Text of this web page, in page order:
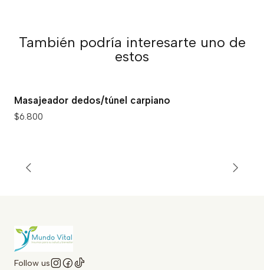
También podría interesarte uno de
estos
Masajeador dedos/túnel carpiano
$6.800
Follow us